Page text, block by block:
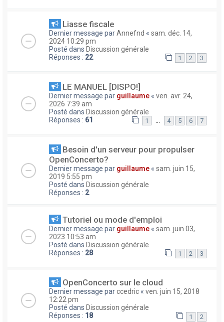
Liasse fiscale
Dernier message parAnnefnd « sam. déc. 14,
2024 10:29 pm
Posté dans Discussion générale
Réponses : 22 1 2 3
LE MANUEL [DISPO!]
Dernier message par guillaume « ven. avr. 24,
2026 7:39 am
Posté dans Discussion générale
Réponses : 61 1 … 4 5 6 7
Besoin d'un serveur pour propulser
OpenConcerto?
Dernier message par guillaume « sam. juin 15,
2019 5:55 pm
Posté dans Discussion générale
Réponses : 2
Tutoriel ou mode d'emploi
Dernier message par guillaume « sam. juin 03,
2023 10:53 am
Posté dans Discussion générale
Réponses : 28 1 2 3
OpenConcerto sur le cloud
Dernier message parccedric « ven. juin 15, 2018
12:22 pm
Posté dans Discussion générale
Réponses : 18 1 2